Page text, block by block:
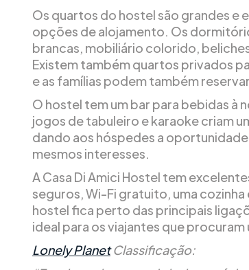
Os quartos do hostel são grandes e
opções de alojamento. Os
brancas, mobiliário colorido,
Existem também quartos privados
e as famílias podem também
O hostel tem um bar para bebidas à
jogos de tabuleiro e karaoke criam
dando aos hóspedes a
mesmos interesses.
A Casa Di Amici Hostel tem
seguros, Wi-Fi gratuito, uma
hostel fica perto das principais
ideal para os viajantes que
Lonely PlanetClassificação: